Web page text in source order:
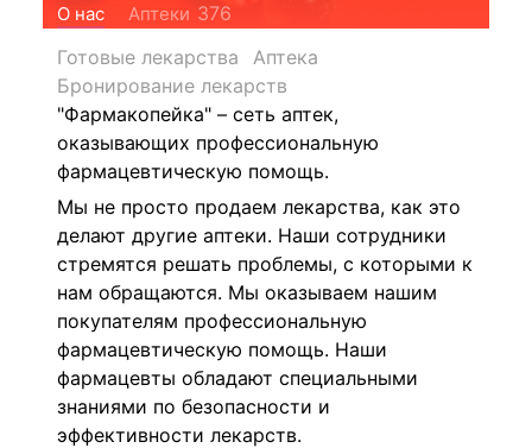
О нас Аптеки 376
Готовые лекарства
Аптека
Бронирование лекарств
"Фармакопейка" – сеть аптек,
оказывающих профессиональную
фармацевтическую помощь.
Мы не просто продаем лекарства, как это
делают другие аптеки. Наши сотрудники
стремятся решать проблемы, с которыми к
нам обращаются. Мы оказываем нашим
покупателям профессиональную
фармацевтическую помощь. Наши
фармацевты обладают специальными
знаниями по безопасности и
эффективности лекарств.